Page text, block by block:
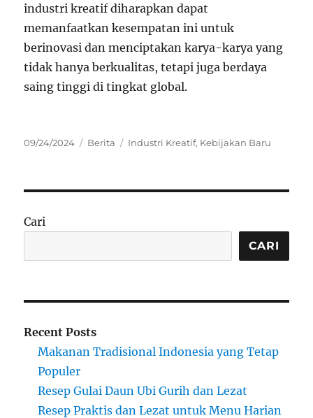
industri kreatif diharapkan dapat
memanfaatkan kesempatan ini untuk
berinovasi dan menciptakan karya-karya yang
tidak hanya berkualitas, tetapi juga berdaya
saing tinggi di tingkat global.
Posted
09/24/2024 Categories
Berita Tags
Industri Kreatif, Kebijakan Baru
Cari
CARI
Recent Posts
Makanan Tradisional Indonesia yang Tetap
Populer
Resep Gulai Daun Ubi Gurih dan Lezat
Resep Praktis dan Lezat untuk Menu Harian